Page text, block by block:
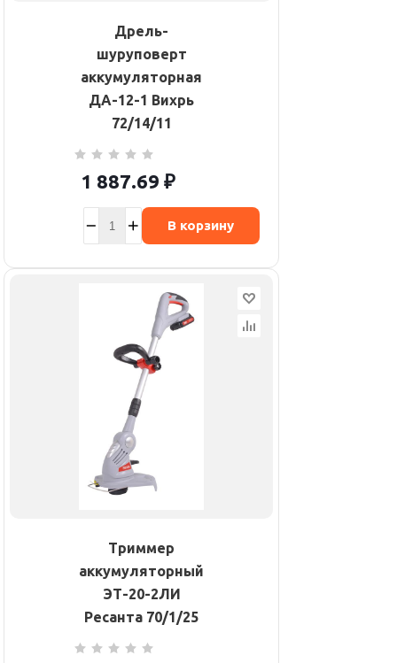
Дрель-
шуруповерт
аккумуляторная
ДА-12-1 Вихрь
72/14/11
1 887.69 ₽
В корзину
Триммер
аккумуляторный
ЭТ-20-2ЛИ
Ресанта 70/1/25